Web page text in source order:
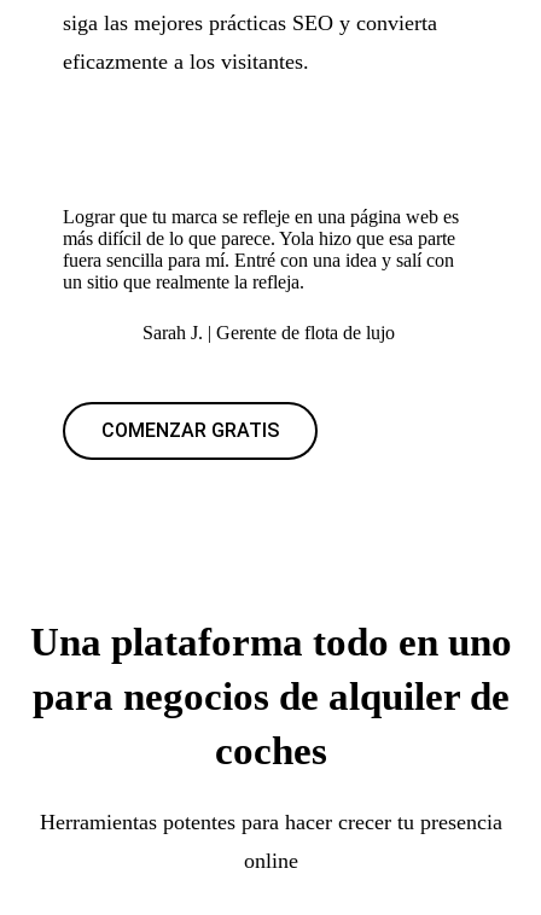
siga las mejores prácticas SEO y convierta
eficazmente a los visitantes.
Lograr que tu marca se refleje en una página web es
más difícil de lo que parece. Yola hizo que esa parte
fuera sencilla para mí. Entré con una idea y salí con
un sitio que realmente la refleja.
Sarah J. | Gerente de flota de lujo
COMENZAR GRATIS
Una plataforma todo en uno
para negocios de alquiler de
coches
Herramientas potentes para hacer crecer tu presencia
online